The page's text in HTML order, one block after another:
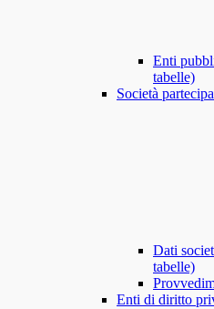
Enti
tabelle)
Società
Dati
tabelle)
Enti di diritto